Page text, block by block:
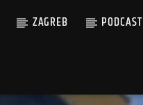
ZAGREB PODCAST